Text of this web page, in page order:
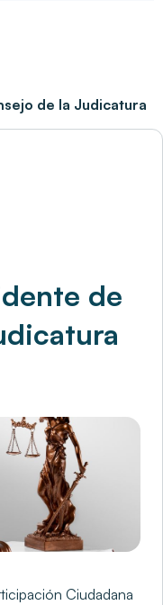
de la Judicatura
de
Ciudadana